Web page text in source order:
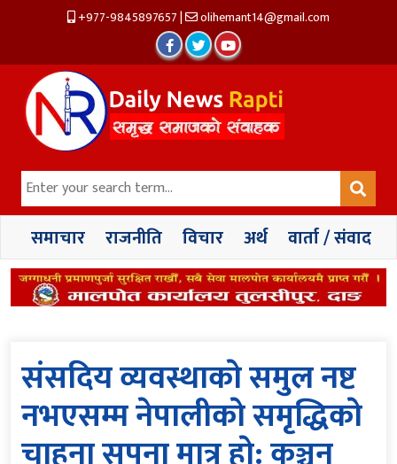
+977-9845897657| olihemant14@gmail.com
समाचार राजनीति विचार अर्थ वार्ता / संवाद
संसदिय व्यवस्थाकाे समुल नष्ट
नभएसम्म नेपालीकाे समृद्धिकाे